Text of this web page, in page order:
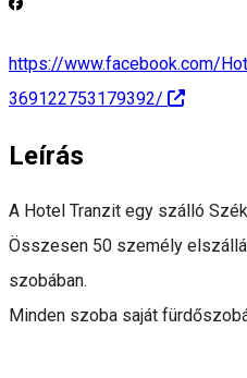
https://www.facebook.com/
369122753179392/
Leírás
A Hotel Tranzit egy szálló
Összesen 50 személy
szobában.
Minden szoba saját